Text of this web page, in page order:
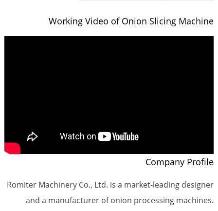
Working Video of Onion Slicing Machine
Company Profile
Romiter Machinery Co., Ltd. is a market-leading designer
and a manufacturer of onion processing machines.